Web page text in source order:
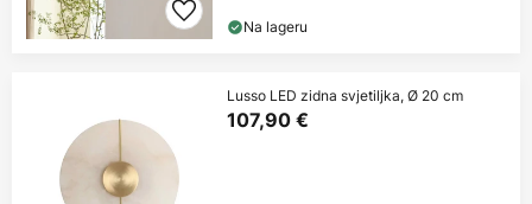
Na lageru
Lusso LED zidna svjetiljka, Ø 20 cm
107,90 €